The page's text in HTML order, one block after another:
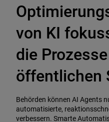
von KI
die
öffentlichen
Behörden können AI Agents
automatisierte,
verbessern. Smarte